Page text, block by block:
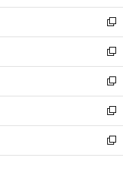
開
く
ウ
で
開
く
ン
ド
ウ
で
開
く
ウ
ィ
ン
ド
ウ
で
開
く
新
し
い
ウ
ィ
ン
ド
ウ
で
開
新
し
い
ウ
ィ
ン
ド
ウ
新
し
い
ウ
ィ
ン
新
し
い
ウ
新
し